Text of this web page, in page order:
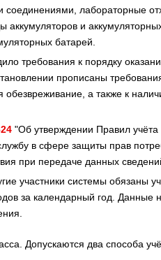
соединениями, лабораторные
аккумуляторов и
батарей.
требования к порядку
прописаны
а также к
"Об утверждении Правил учёта
в сфере защиты прав
при передаче данных
участники системы обязаны
за календарный год. Данные
Допускаются два способа